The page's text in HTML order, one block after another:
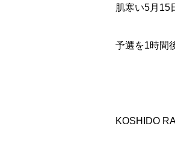
肌寒い5月15
予選を1時間
KOSHIDO